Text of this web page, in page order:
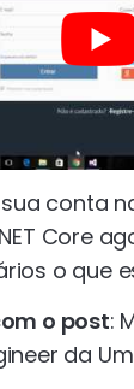
conta
Core
o que
o post:
da